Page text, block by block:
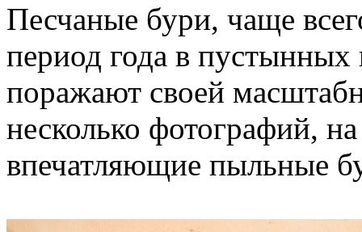
Песчаные бури, чаще
период года в
поражают своей
несколько фотографий,
впечатляющие пыльные